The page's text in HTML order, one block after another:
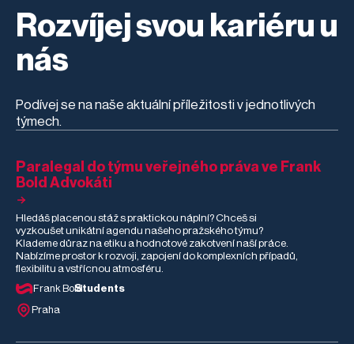
Rozvíjej svou kariéru u
nás
Podívej se na naše aktuální příležitosti v jednotlivých
týmech.
Paralegal do týmu veřejného práva ve Frank
Bold Advokáti
Frank BoldStudents
Praha
Hledáš placenou stáž s praktickou náplní? Chceš si
vyzkoušet unikátní agendu našeho pražského týmu?
Klademe důraz na etiku a hodnotové zakotvení naší práce.
Nabízíme prostor k rozvoji, zapojení do komplexních případů,
flexibilitu a vstřícnou atmosféru.